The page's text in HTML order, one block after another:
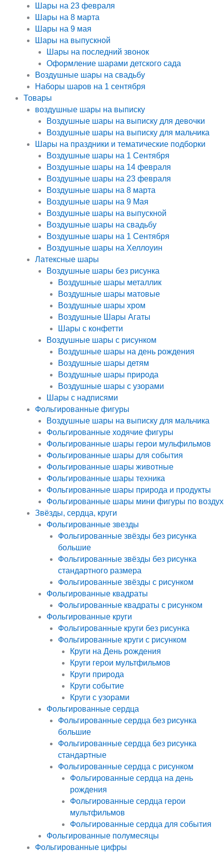
Шары на 23 февраля
Шары на 8 марта
Шары на 9 мая
Шары на выпускной
Шары на последний звонок
Оформление шарами детского сада
Воздушные шары на свадьбу
Наборы шаров на 1 сентября
Товары
воздушные шары на выписку
Воздушные шары на выписку для девочки
Воздушные шары на выписку для мальчика
Шары на праздники и тематические подборки
Воздушные шары на 1 Сентября
Воздушные шары на 14 февраля
Воздушные шары на 23 февраля
Воздушные шары на 8 марта
Воздушные шары на 9 Мая
Воздушные шары на выпускной
Воздушные шары на свадьбу
Воздушные шары на 1 Сентября
Воздушные шары на Хеллоуин
Латексные шары
Воздушные шары без рисунка
Воздушные шары металлик
Воздушные шары матовые
Воздушные шары хром
Воздушные Шары Агаты
Шары с конфетти
Воздушные шары с рисунком
Воздушные шары на день рождения
Воздушные шары детям
Воздушные шары природа
Воздушные шары с узорами
Шары с надписями
Фольгированные фигуры
Воздушные шары на выписку для мальчика
Фольгированные ходячие фигуры
Фольгированные шары герои мульфильмов
Фольгированные шары для события
Фольгированные шары животные
Фольгированные шары техника
Фольгированные шары природа и продукты
Фольгированные шары мини фигуры по воздух
Звёзды, сердца, круги
Фольгированные звезды
Фольгированные звёзды без рисунка
большие
Фольгированные звёзды без рисунка
стандартного размера
Фольгированные звёзды с рисунком
Фольгированные квадраты
Фольгированные квадраты с рисунком
Фольгированные круги
Фольгированные круги без рисунка
Фольгированные круги с рисунком
Круги на День рождения
Круги герои мультфильмов
Круги природа
Круги событие
Круги с узорами
Фольгированные сердца
Фольгированные сердца без рисунка
большие
Фольгированные сердца без рисунка
стандартные
Фольгированные сердца с рисунком
Фольгированные сердца на день
рождения
Фольгированные сердца герои
мультфильмов
Фольгированные сердца для события
Фольгированные полумесяцы
Фольгированные цифры